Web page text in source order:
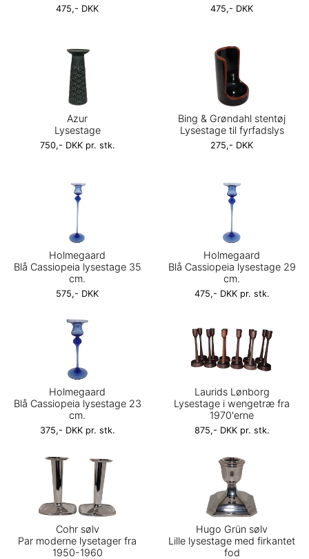
475,- DKK 475,- DKK
Azur
Lysestage
750,- DKK pr. stk.
Bing & Grøndahl stentøj
Lysestage til fyrfadslys
275,- DKK
Holmegaard
Blå Cassiopeia lysestage 35
cm.
575,- DKK
Holmegaard
Blå Cassiopeia lysestage 29
cm.
475,- DKK pr. stk.
Holmegaard
Blå Cassiopeia lysestage 23
cm.
375,- DKK pr. stk.
Laurids Lønborg
Lysestage i wengetræ fra
1970'erne
875,- DKK pr. stk.
Cohr sølv
Par moderne lysetager fra
1950-1960
Hugo Grün sølv
Lille lysestage med firkantet
fod